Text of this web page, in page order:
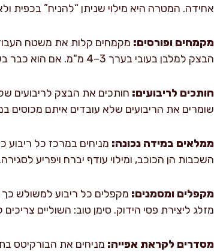
אחידה. המטרה היא מילוי שניתן “להניח” בכפית ולא נוזל. אם יצא
מקמחים ופורסים:
הבצק למלבן בעובי בערך 3–4 מ"מ. אם הוא כבר בעובי הזה, לא מרדדים בכוח אלא רק מיישרים עם מערוך.
חותכים לריבועים:
שומרים את הריבועים שלא עובדים איתם מכוסים
ממלאים במידה נכונה:
השכבות הן הכוכב, ומילוי עודף יברח ויפריע לסגירה.
מקפלים ומסמנים: מקפלים כל ריבוע למשולש
מזלג ליצירת פסי הידוק. סימן טוב: השוליים
מסדרים לקראת אפייה: